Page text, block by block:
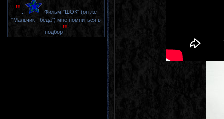
"
Фильм "ШОК" (он же
"Мальчик - беда") мне помниться в
подбор"